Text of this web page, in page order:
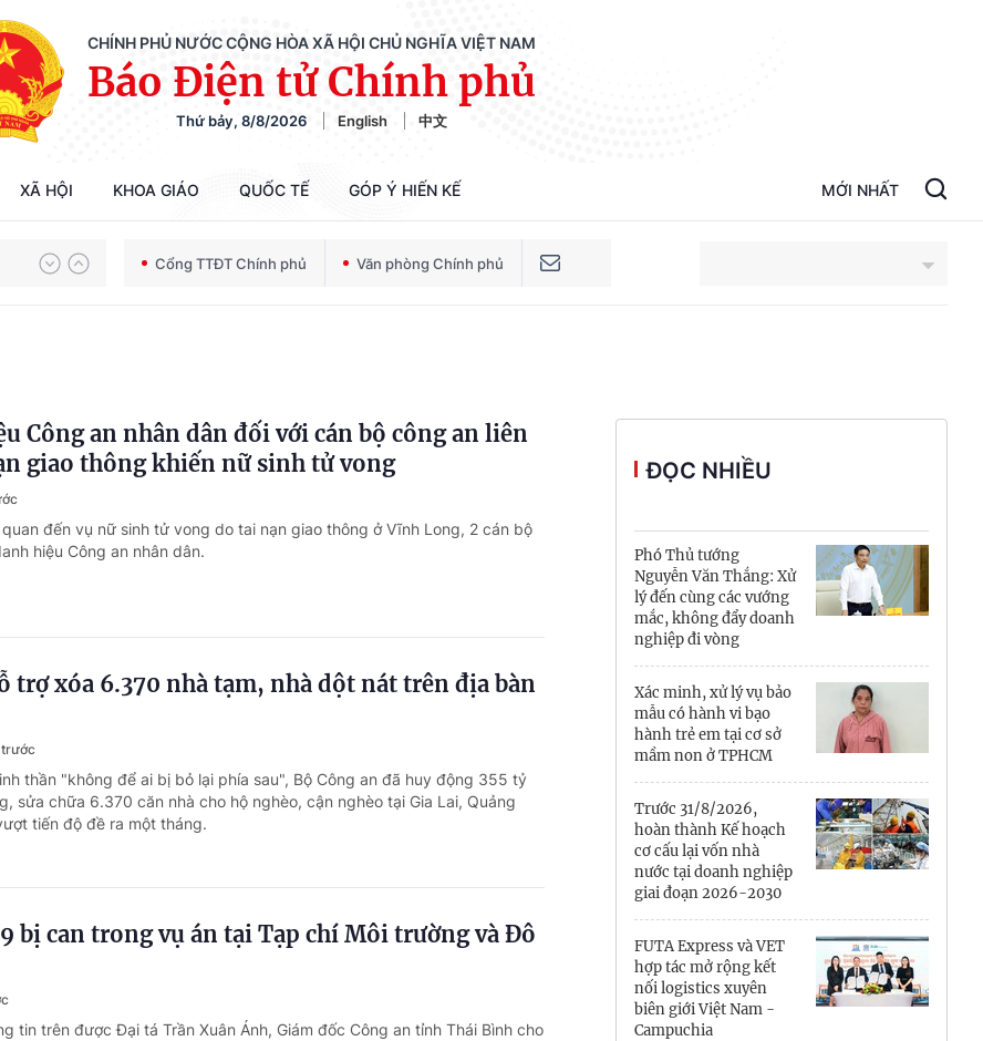
CHÍNH PHỦ NƯỚC CỘNG HÒA XÃ HỘI CHỦ NGHĨA VIỆT NAM
Báo Điện tử Chính phủ
Thứ bảy, 8/8/2026 English 中文
XÃ HỘI KHOA GIÁO QUỐC TẾ GÓP Ý HIẾN KẾ MỚI NHẤT
Cổng TTĐT Chính phủ Văn phòng Chính phủ
Cần Thơ
Điện Biên
Đà Nẵng
Đắk Lắk
Đồng Nai
Đồng Tháp
Gia Lai
Hà Nội
Hồ Chí Minh
Hà Tĩnh
Hưng Yên
Công an nhân dân đối với cán bộ công an liên
giao thông khiến nữ sinh tử vong
đến vụ nữ sinh tử vong do tai nạn giao thông ở Vĩnh Long, 2 cán bộ
hiệu Công an nhân dân.
trợ xóa 6.370 nhà tạm, nhà dột nát trên địa bàn
trước
thần "không để ai bị bỏ lại phía sau", Bộ Công an đã huy động 355 tỷ
sửa chữa 6.370 căn nhà cho hộ nghèo, cận nghèo tại Gia Lai, Quảng
tiến độ đề ra một tháng.
bị can trong vụ án tại Tạp chí Môi trường và Đô
tin trên được Đại tá Trần Xuân Ánh, Giám đốc Công an tỉnh Thái Bình cho
ĐỌC NHIỀU
Phó Thủ tướng
Nguyễn Văn Thắng: Xử
lý đến cùng các vướng
mắc, không đẩy doanh
nghiệp đi vòng
Xác minh, xử lý vụ bảo
mẫu có hành vi bạo
hành trẻ em tại cơ sở
mầm non ở TPHCM
Trước 31/8/2026,
hoàn thành Kế hoạch
cơ cấu lại vốn nhà
nước tại doanh nghiệp
giai đoạn 2026-2030
FUTA Express và VET
hợp tác mở rộng kết
nối logistics xuyên
biên giới Việt Nam -
Campuchia